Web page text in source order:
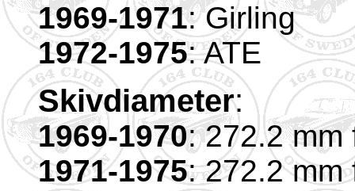
1969-1971: Girling
1972-1975: ATE
Skivdiameter:
1969-1970: 272.2 mm
1971-1975: 272.2 mm